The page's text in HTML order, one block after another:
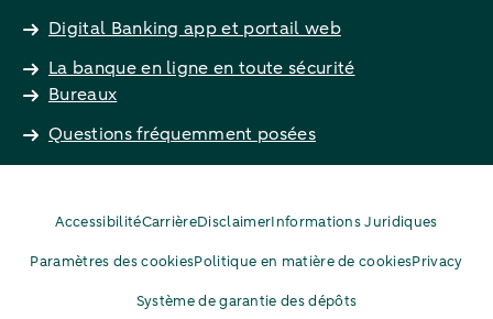
Digital Banking app et portail web
La banque en ligne en toute sécurité
Bureaux
Questions fréquemment posées
AccessibilitéCarrièreDisclaimerInformations Juridiques
Paramètres des cookiesPolitique en matière de cookiesPrivacy
Système de garantie des dépôts